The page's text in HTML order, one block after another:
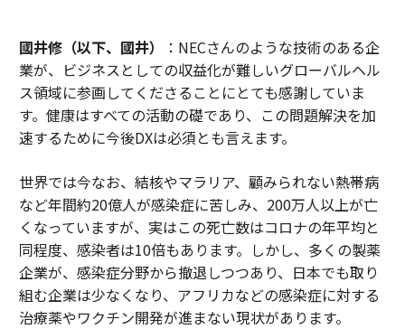
國井修（以下、國井）
：NECさんのような技術のある企
業が、ビジネスとしての収益化が難しいグローバルヘル
ス領域に参画してくださることにとても感謝していま
す。健康はすべての活動の礎であり、この問題解決を加
速するために今後DXは必須とも言えます。
世界では今なお、結核やマラリア、顧みられない熱帯病
など年間約20億人が感染症に苦しみ、200万人以上が亡
くなっていますが、実はこの死亡数はコロナの年平均と
同程度、感染者は10倍もあります。しかし、多くの製薬
企業が、感染症分野から撤退しつつあり、日本でも取り
組む企業は少なくなり、アフリカなどの感染症に対する
治療薬やワクチン開発が進まない現状があります。